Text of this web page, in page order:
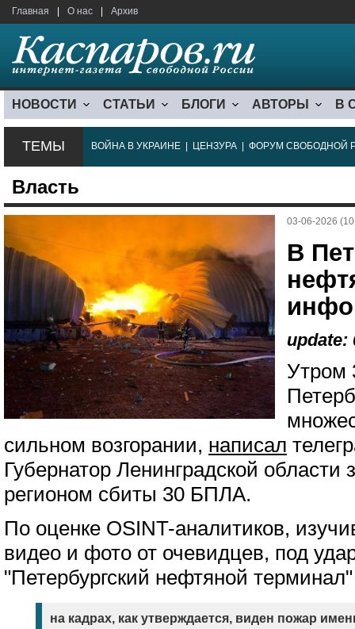
Главная О нас Архив
НОВОСТИ СТАТЬИ БЛОГИ АВТОРЫ В
ТЕМЫ ВОЙНА В УКРАИНЕ ЦЕНЗУРА ФОРУМ СВОБОДНОЙ
Власть
03-06-2026
В
update:
Утром
сильном возгорании, написал
Губернатор Ленинградской области
регионом сбиты 30 БПЛА.
По оценке OSINT-аналитиков,
видео и фото от очевидцев, под
"Петербургский нефтяной
на кадрах, как утверждается, виден пожар